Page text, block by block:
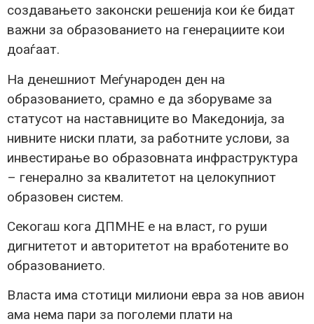
создавањето законски решенија кои ќе бидат
важни за образованието на генерациите кои
доаѓаат.
На денешниот Меѓународен ден на
образованието, срамно е да зборуваме за
статусот на наставниците во Македонија, за
нивните ниски плати, за работните услови, за
инвестирање во образовната инфраструктура
– генерално за квалитетот на целокупниот
образовен систем.
Секогаш кога ДПМНЕ е на власт, го руши
дигнитетот и авторитетот на вработените во
образованието.
Власта има стотици милиони евра за нов авион
ама нема пари за поголеми плати на